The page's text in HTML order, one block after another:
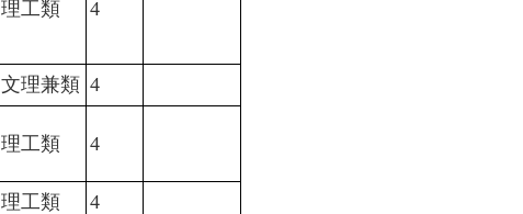
理工類 4
文理兼類 4
理工類 4
理工類 4